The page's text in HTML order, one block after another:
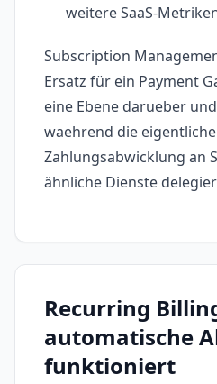
weitere SaaS-
Subscription
Ersatz für ein Payment
eine Ebene darueber
waehrend die eigentliche
Zahlungsabwicklung an
ähnliche Dienste
Recurring
automatische
funktioniert